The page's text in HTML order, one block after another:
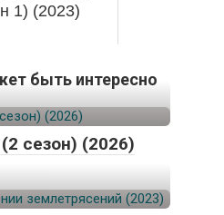
1) (2023)
быть интересно
сезон) (2026)